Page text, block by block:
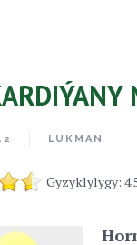
LUKMAN
Gyzyklylygy: